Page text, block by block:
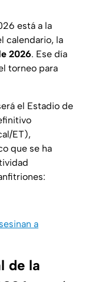
está a la
calendario, la
2026. Ese día
torneo para
el Estadio de
ET),
que se ha
a
de la